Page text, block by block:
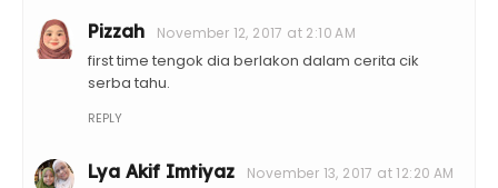
Pizzah November 12, 2017 at 2:10 AM
first time tengok dia berlakon dalam cerita cik
serba tahu.
REPLY
Lya Akif Imtiyaz November 13, 2017 at 12:20 AM